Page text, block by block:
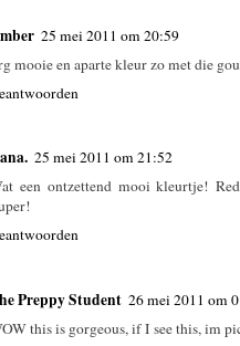
25 mei 2011 om 20:59
mooie en aparte kleur zo met die
25 mei 2011 om 21:52
een ontzettend mooi kleurtje!
Preppy Student 26 mei 2011 om
this is gorgeous, if I see this, im